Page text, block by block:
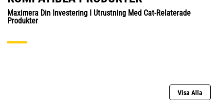
Maximera Din Investering I Utrustning Med Cat-Relaterade
Produkter
Visa Alla